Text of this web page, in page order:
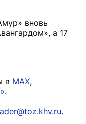
вновь
а 17
в MAX,
.
.